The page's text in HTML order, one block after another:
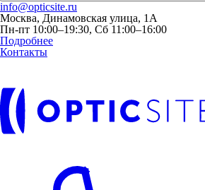
info@opticsite.ru
Москва, Динамовская улица, 1А
Пн-пт 10:00–19:30, Сб 11:00–16:00
Подробнее
Контакты